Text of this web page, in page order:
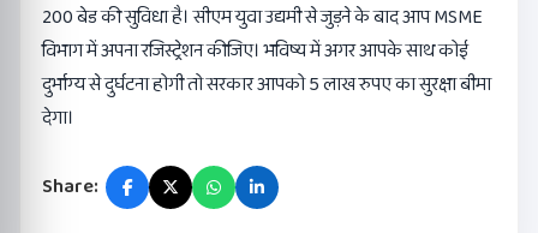
200 बेड की सुविधा है। सीएम युवा उद्यमी से जुड़ने के बाद आप MSME
विभाग में अपना रजिस्ट्रेशन कीजिए। भविष्य में अगर आपके साथ कोई
दुर्भाग्य से दुर्घटना होगी तो सरकार आपको 5 लाख रुपए का सुरक्षा बीमा
देगा।
Share: